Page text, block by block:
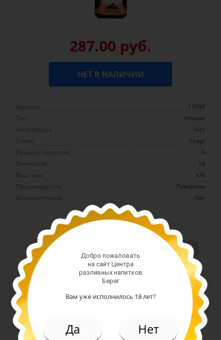
287.00 руб.
НЕТ В НАЛИЧИИ
Артикул
11098
Тип
темное
Фильтрация
Нет
Стиль
Стаут
Процент алкоголя
6
Плотность
16
Вид тары
ж/б
Производитель
Ривертом
Безалкогольное
Нет
+
Арт. 10990
темное
Алк: 5%
Плотность: 11.6%
186.00 руб.
Добро пожаловать
на сайт Центра
разливных напитков
Берег
Вам уже исполнилось 18 лет?
Да Нет